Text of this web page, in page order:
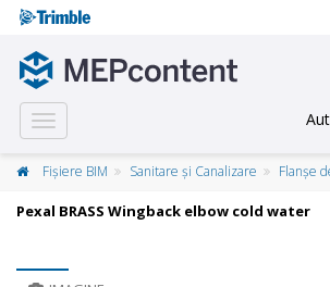
Toggle
navigation
Fișiere BIM Sanitare și Canalizare Flanșe
Pexal BRASS Wingback elbow cold water